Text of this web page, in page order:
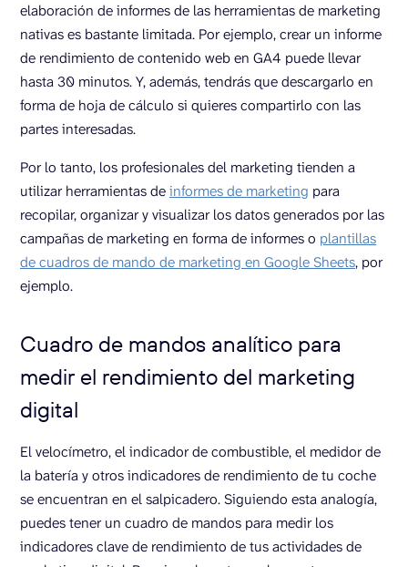
elaboración de informes de las herramientas de marketing
nativas es bastante limitada. Por ejemplo, crear un informe
de rendimiento de contenido web en GA4 puede llevar
hasta 30 minutos. Y, además, tendrás que descargarlo en
forma de hoja de cálculo si quieres compartirlo con las
partes interesadas.
Por lo tanto, los profesionales del marketing tienden a
utilizar herramientas deinformes de marketing para
recopilar, organizar y visualizar los datos generados por las
campañas de marketing en forma de informes o plantillas
de cuadros de mando de marketing en Google Sheets, por
ejemplo.
Cuadro de mandos analítico para
medir el rendimiento del marketing
digital
El velocímetro, el indicador de combustible, el medidor de
la batería y otros indicadores de rendimiento de tu coche
se encuentran en el salpicadero. Siguiendo esta analogía,
puedes tener un cuadro de mandos para medir los
indicadores clave de rendimiento de tus actividades de